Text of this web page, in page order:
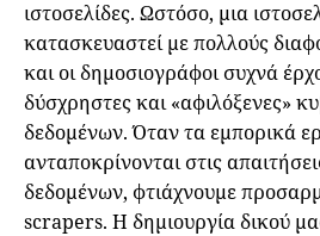
ιστοσελίδες. Ωστόσο, μια
κατασκευαστεί με πολλούς
και οι δημοσιογράφοι συχνά
δύσχρηστες και «αφιλόξενες»
δεδομένων. Όταν τα εμπορικά
ανταποκρίνονται στις
δεδομένων, φτιάχνουμε
scrapers. Η δημιουργία δικού